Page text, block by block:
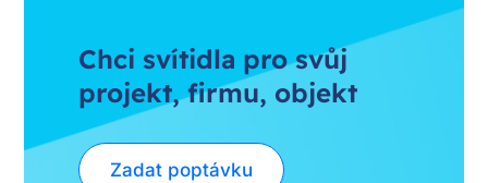
Chci svítidla pro svůj
projekt, firmu, objekt
Zadat poptávku